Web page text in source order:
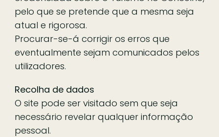
pelo que se pretende que a mesma seja
atual e rigorosa.
Procurar-se-á corrigir os erros que
eventualmente sejam comunicados pelos
utilizadores.
Recolha de dados
O site pode ser visitado sem que seja
necessário revelar qualquer informação
pessoal.